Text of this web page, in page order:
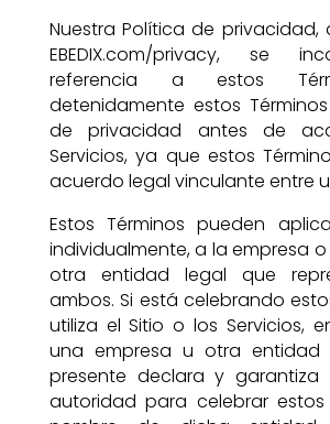
Nuestra Política de privacidad,
EBEDIX.com/privacy, se
referencia a estos
detenidamente estos
de privacidad antes de
Servicios, ya que estos
acuerdo legal vinculante entre
Estos Términos pueden
individualmente, a la empresa
otra entidad legal que
ambos. Si está celebrando
utiliza el Sitio o los Servicios,
una empresa u otra entidad
presente declara y
autoridad para celebrar estos